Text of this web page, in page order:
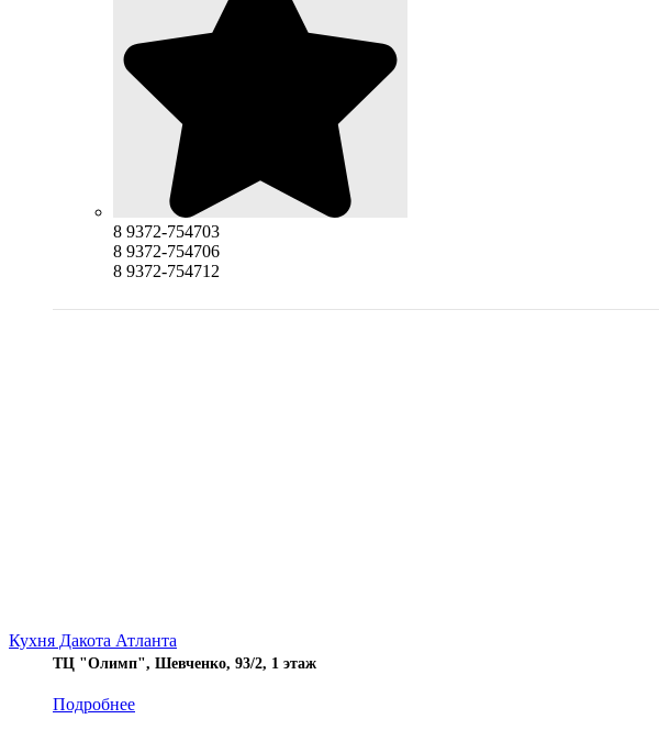
8 9372-754703
8 9372-754706
8 9372-754712
ТЦ "Олимп", Шевченко, 93/2, 1 этаж
Подробнее
Кухня Дакота Атланта